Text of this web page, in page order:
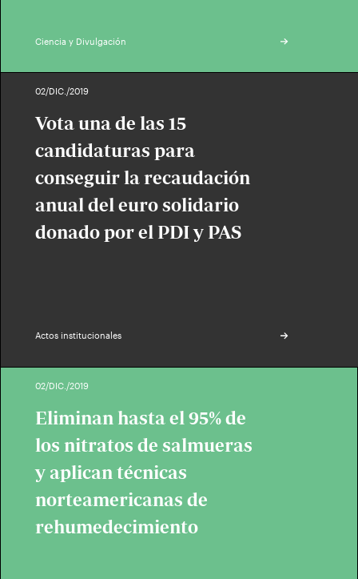
Ciencia y Divulgación
02/DIC./2019
Vota una de las 15
candidaturas para
conseguir la recaudación
anual del euro solidario
donado por el PDI y PAS
Actos institucionales
02/DIC./2019
Eliminan hasta el 95% de
los nitratos de salmueras
y aplican técnicas
norteamericanas de
rehumedecimiento